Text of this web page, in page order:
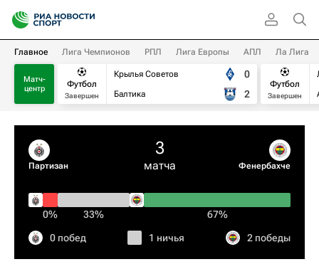
Главное Лига Чемпионов РПЛ Лига Европы АПЛ Ла Лига
Матч-
центр
Футбол
Завершен
Крылья Советов
Балтика
0
2
Футбол
Завершен
Партизан
3
матча Фенербахче
0% 33% 67%
0 побед 1 ничья 2 победы